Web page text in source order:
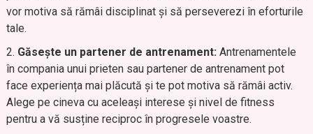
vor motiva să rămâi disciplinat și să perseverezi în eforturile
tale.
Găsește un partener de antrenament: Antrenamentele
în compania unui prieten sau partener de antrenament pot
face experiența mai plăcută și te pot motiva să rămâi activ.
Alege pe cineva cu aceleași interese și nivel de fitness
pentru a vă susține reciproc în progresele voastre.